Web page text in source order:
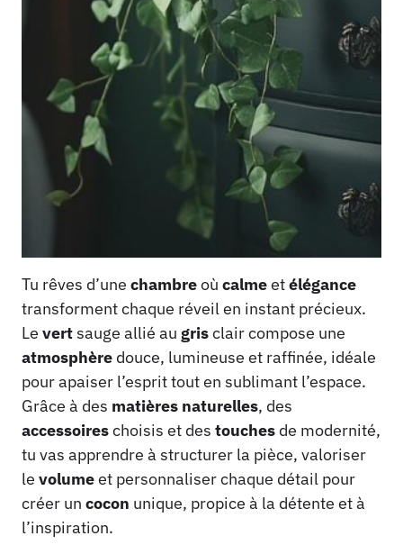
Tu rêves d’une chambreoù calmeetélégance
transforment chaque réveil en instant précieux.
Le vertsauge allié au grisclair compose une
atmosphère douce, lumineuse et raffinée, idéale
pour apaiser l’esprit tout en sublimant l’espace.
Grâce à des matières naturelles, des
accessoireschoisis et des touches de modernité,
tu vas apprendre à structurer la pièce, valoriser
le volumeet personnaliser chaque détail pour
créer un cocon unique, propice à la détente et à
l’inspiration.